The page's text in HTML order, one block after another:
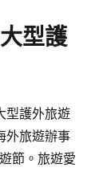
型護
型護外旅遊
外旅遊辦事
節。旅遊愛